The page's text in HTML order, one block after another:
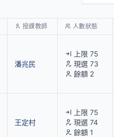
授課教師 人數狀態
潘兆民
上限 75
現選 73
餘額 2
王定村
上限 75
現選 74
餘額 1